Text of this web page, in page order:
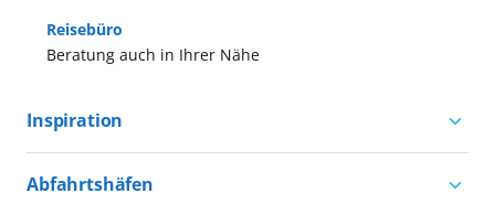
Beratung auch in Ihrer Nähe
Reisebüro
Inspiration
Aktivurlaub mit AIDA
Abfahrtshäfen